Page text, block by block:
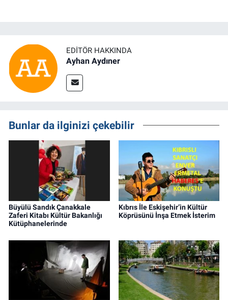
EDITÖR HAKKINDA
Ayhan Aydıner
Bunlar da ilginizi çekebilir
Büyülü Sandık Çanakkale
Zaferi Kitabı Kültür Bakanlığı
Kütüphanelerinde
Kıbrıs İle Eskişehir’in Kültür
Köprüsünü İnşa Etmek İsterim